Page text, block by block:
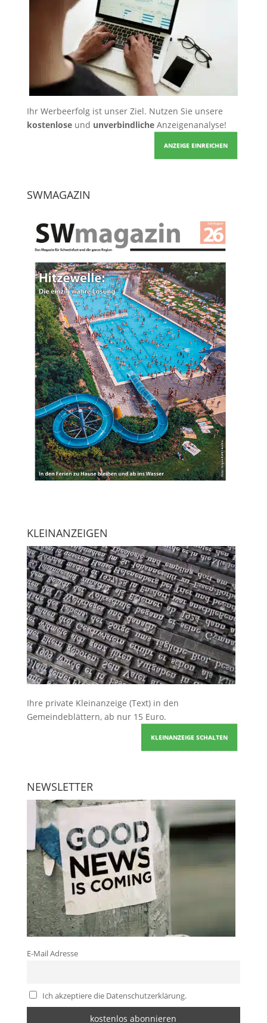
Ihr Werbeerfolg ist unser Ziel. Nutzen Sie unsere
kostenloseund unverbindlicheAnzeigenanalyse!
ANZEIGE EINREICHEN
SWMAGAZIN
KLEINANZEIGEN
Ihre private Kleinanzeige (Text) in den
Gemeindeblättern, ab nur 15 Euro.
KLEINANZEIGE SCHALTEN
NEWSLETTER
E-Mail Adresse
Ich akzeptiere die Datenschutzerklärung.